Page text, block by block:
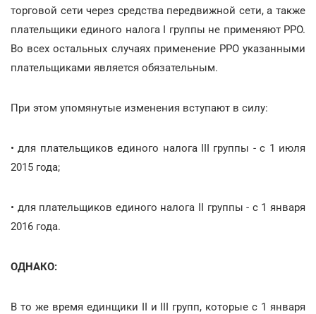
торговой сети через средства передвижной сети, а также
плательщики единого налога І группы не применяют РРО.
Во всех остальных случаях применение РРО указанными
плательщиками является обязательным.
При этом упомянутые изменения вступают в силу:
• для плательщиков единого налога III группы - с 1 июля
2015 года;
• для плательщиков единого налога ІІ группы - с 1 января
2016 года.
ОДНАКО:
В то же время единщики II и III групп, которые с 1 января